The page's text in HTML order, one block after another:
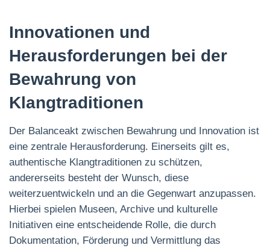
Innovationen und
Herausforderungen bei der
Bewahrung von
Klangtraditionen
Der Balanceakt zwischen Bewahrung und Innovation ist
eine zentrale Herausforderung. Einerseits gilt es,
authentische Klangtraditionen zu schützen,
andererseits besteht der Wunsch, diese
weiterzuentwickeln und an die Gegenwart anzupassen.
Hierbei spielen Museen, Archive und kulturelle
Initiativen eine entscheidende Rolle, die durch
Dokumentation, Förderung und Vermittlung das